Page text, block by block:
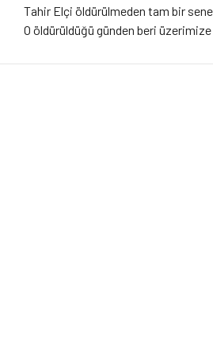
Tahir Elçi öldürülmeden tam bir
O öldürüldüğü günden beri
beri aklımdan hiç çıkmadı. Şöyle